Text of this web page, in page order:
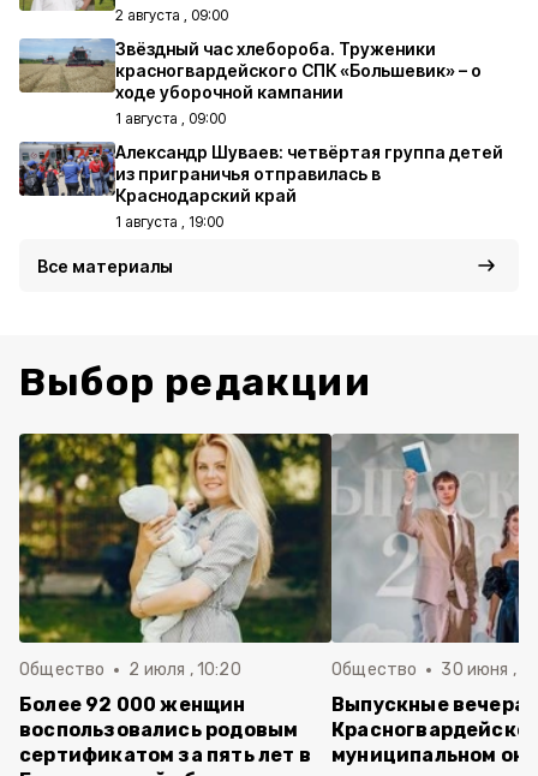
2 августа , 09:00
Звёздный час хлебороба. Труженики
красногвардейского СПК «Большевик» – о
ходе уборочной кампании
1 августа , 09:00
Александр Шуваев: четвёртая группа детей
из приграничья отправилась в
Краснодарский край
1 августа , 19:00
Все материалы
Выбор редакции
Общество 2 июля , 10:20
Более 92 000 женщин
воспользовались родовым
сертификатом за пять лет в
Общество 30 июня ,
Выпускные вечера
муниципальном